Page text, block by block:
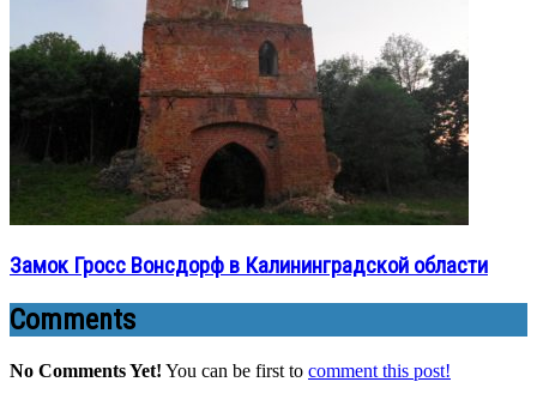
Замок Гросс Вонсдорф в Калининградской области
Comments
No Comments Yet! You can be first to comment this post!